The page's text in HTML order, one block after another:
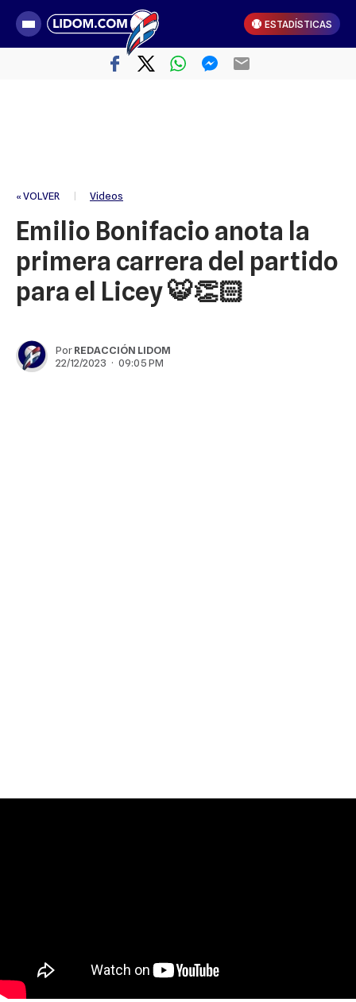
ESTADÍSTICAS
« VOLVER | Videos
Emilio Bonifacio anota la
primera carrera del partido
para el Licey 🐯👏🏻
PorREDACCIÓN LIDOM
22/12/2023 · 09:05 PM